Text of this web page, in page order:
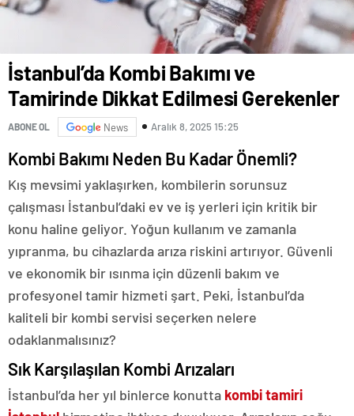
İstanbul’da Kombi Bakımı ve
Tamirinde Dikkat Edilmesi Gerekenler
ABONE OL News Aralık 8, 2025 15:25
Kombi Bakımı Neden Bu Kadar Önemli?
Kış mevsimi yaklaşırken, kombilerin sorunsuz
çalışması İstanbul’daki ev ve iş yerleri için kritik bir
konu haline geliyor. Yoğun kullanım ve zamanla
yıpranma, bu cihazlarda arıza riskini artırıyor. Güvenli
ve ekonomik bir ısınma için düzenli bakım ve
profesyonel tamir hizmeti şart. Peki, İstanbul’da
kaliteli bir kombi servisi seçerken nelere
odaklanmalısınız?
Sık Karşılaşılan Kombi Arızaları
İstanbul’da her yıl binlerce konutta kombi tamiri